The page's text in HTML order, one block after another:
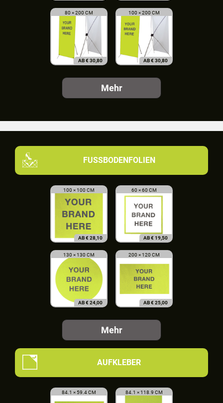
80 × 200 CM
AB€30,80
100 × 200 CM
AB€30,80
Mehr
FUSSBODENFOLIEN
100 × 100 CM
AB€28,10
60 × 60 CM
AB€19,50
130 × 130 CM
AB€24,00
200 × 120 CM
AB€25,00
Mehr
AUFKLEBER
84.1 × 59.4 CM 84.1 × 118.9 CM